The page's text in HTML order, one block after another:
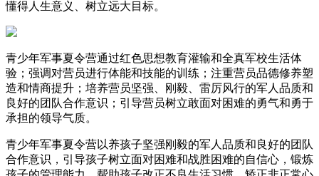
懂得人生意义、树立远大目标。
青少年军事夏令营通过红色思想教育灌输和全真军校生活体
验；强调对营员进行体能和技能的训练；注重营员品德修养塑
造和情商提升；培养营员坚强、刚毅、雷厉风行的军人品质和
良好的团队合作意识；引导营员树立敢面对困难的勇气和勇于
承担的领导气质。
青少年军事夏令营以养孩子坚强刚毅的军人品质和良好的团队
合作意识，引导孩子树立面对困难和战胜困难的自信心，锻炼